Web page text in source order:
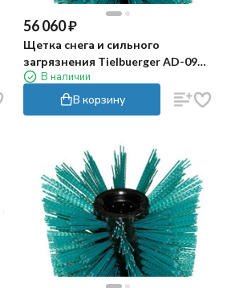
56 060₽
Щетка снега и сильного
загрязнения Tielbuerger AD-090-
127В наличии
В корзину